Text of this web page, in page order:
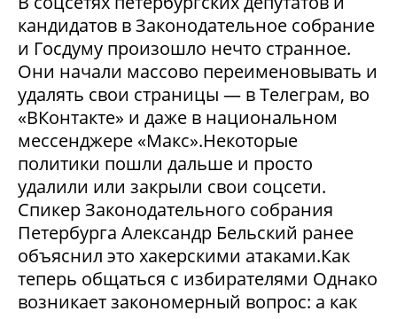
кандидатов в Законодательное собрание
и Госдуму произошло нечто странное.
Они начали массово переименовывать и
удалять свои страницы — в Телеграм, во
«ВКонтакте» и даже в национальном
мессенджере «Макс».Некоторые
политики пошли дальше и просто
удалили или закрыли свои соцсети.
Спикер Законодательного собрания
Петербурга Александр Бельский ранее
объяснил это хакерскими атаками.Как
теперь общаться с избирателями Однако
возникает закономерный вопрос: а как